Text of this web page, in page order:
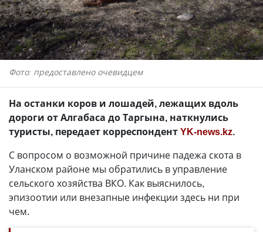
Фото: предоставлено очевидцем
На останки коров и лошадей, лежащих вдоль
дороги от Алгабаса до Таргына, наткнулись
туристы, передает корреспондентYK-news.kz.
С вопросом о возможной причине падежа скота в
Уланском районе мы обратились в управление
сельского хозяйства ВКО. Как выяснилось,
эпизоотии или внезапные инфекции здесь ни при
чем.